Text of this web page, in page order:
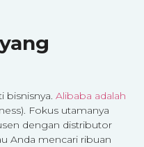
bisnisnya.Alibaba adalah
Fokus utamanya
dengan distributor
Anda mencari ribuan